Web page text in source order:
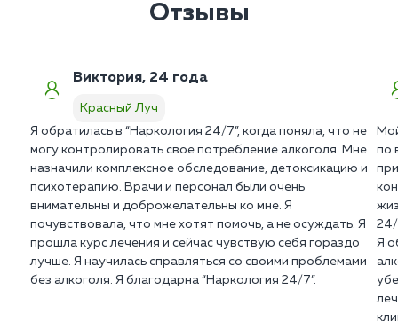
Отзывы
Виктория, 24 года
Красный Луч
Я обратилась в “Наркология 24/7”, когда поняла, что не
могу контролировать свое потребление алкоголя. Мне
назначили комплексное обследование, детоксикацию и
психотерапию. Врачи и персонал были очень
внимательны и доброжелательны ко мне. Я
почувствовала, что мне хотят помочь, а не осуждать. Я
прошла курс лечения и сейчас чувствую себя гораздо
лучше. Я научилась справляться со своими проблемами
без алкоголя. Я благодарна “Наркология 24/7”.
по
24/
Я